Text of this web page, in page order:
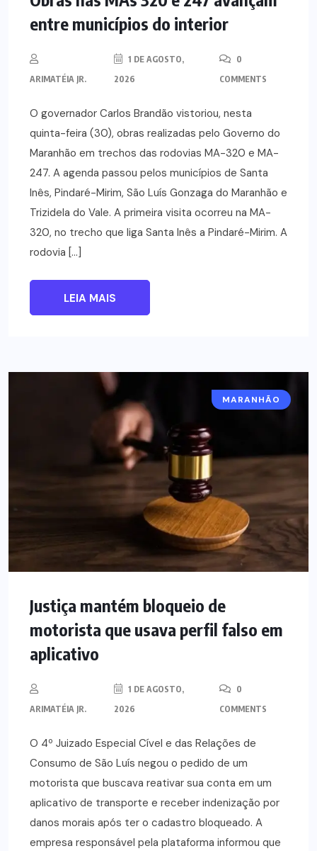
entre municípios do interior
ARIMATÉIA JR.
1 DE AGOSTO,
2026
0
COMMENTS
O governador Carlos Brandão vistoriou, nesta
quinta-feira (30), obras realizadas pelo Governo do
Maranhão em trechos das rodovias MA-320 e MA-
247. A agenda passou pelos municípios de Santa
Inês, Pindaré-Mirim, São Luís Gonzaga do Maranhão e
Trizidela do Vale. A primeira visita ocorreu na MA-
320, no trecho que liga Santa Inês a Pindaré-Mirim. A
rodovia […]
LEIA MAIS
MARANHÃO
Justiça mantém bloqueio de
motorista que usava perfil falso em
aplicativo
ARIMATÉIA JR.
1 DE AGOSTO,
2026
0
COMMENTS
O 4º Juizado Especial Cível e das Relações de
Consumo de São Luís negou o pedido de um
motorista que buscava reativar sua conta em um
aplicativo de transporte e receber indenização por
danos morais após ter o cadastro bloqueado. A
empresa responsável pela plataforma informou que